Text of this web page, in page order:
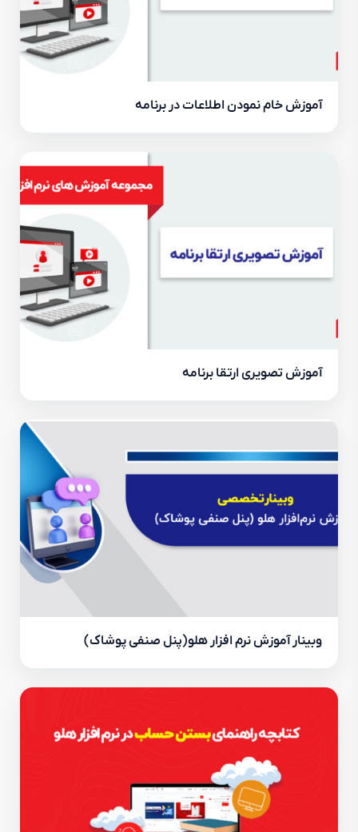
آموزش خام نمودن اطلاعات در برنامه
آموزش تصویری ارتقا برنامه
وبینار آموزش نرم افزار هلو(پنل صنفی پوشاک)